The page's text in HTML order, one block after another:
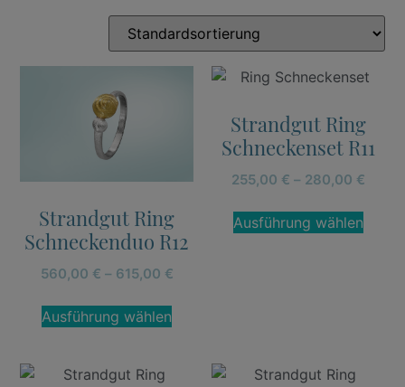
Strandgut Ring
Schneckenduo R12
560,00 € – 615,00 €
Ausführung wählen
Strandgut Ring
Schneckenset R11
255,00 € – 280,00 €
Ausführung wählen